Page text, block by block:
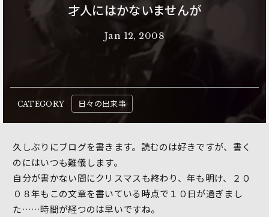
才人にはかないませんが
Jan 12, 2008
CATEGORY 日々の出来事
久しぶりにブログを書きます。読むのは好きですが、書く
のにはいつも難儀します。
自分が書かない間にクリスマスも終わり、年も明け、２０
０８年もこの文章を書いている時点で１０日が過ぎまし
た……時間が経つのは早いですね。